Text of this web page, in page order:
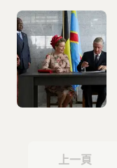
上一頁
上一頁